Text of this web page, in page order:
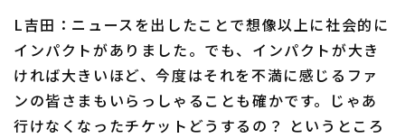
L吉田：ニュースを出したことで想像以上に社会的に
インパクトがありました。でも、インパクトが大き
ければ大きいほど、今度はそれを不満に感じるファ
ンの皆さまもいらっしゃることも確かです。じゃあ
行けなくなったチケットどうするの？ というところ